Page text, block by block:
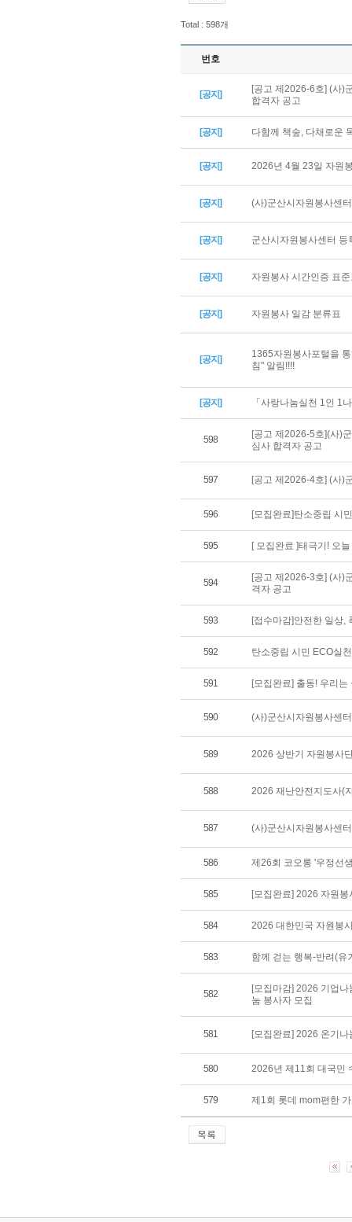
Total : 598개
번호
[공지]
[공고 제2026-6호] (사)
합격자 공고
[공지] 다함께 책숲, 다채로운
[공지] 2026년 4월 23일 자원
[공지] (사)군산시자원봉사센
[공지] 군산시자원봉사센터 등
[공지] 자원봉사 시간인증 표
[공지] 자원봉사 일감 분류표
[공지]
1365자원봉사포털을
침" 알림!!!!
[공지] 「사랑나눔실천 1인 1
598
[공고 제2026-5호](사)
심사 합격자 공고
597 [공고 제2026-4호] (사)
596 [모집완료]탄소중립 시
595 [ 모집완료 ]태극기! 오
594
[공고 제2026-3호] (사)
격자 공고
593 [접수마감]안전한 일상,
592 탄소중립 시민 ECO실
591 [모집완료] 출동! 우리
590 (사)군산시자원봉사센
589 2026 상반기 자원봉사
588 2026 재난안전지도사(
587 (사)군산시자원봉사센
586 제26회 코오롱 '우정선
585 [모집완료] 2026 자원
584 2026 대한민국 자원봉
583 함께 걷는 행복-반려(유
582
[모집마감] 2026 기업
눔 봉사자 모집
581 [모집완료] 2026 온기
580 2026년 제11회 대국민
579 제1회 롯데 mom편한